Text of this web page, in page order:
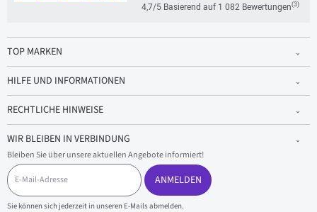
4,7/5 Basierend auf 1 082 Bewertungen(3)
TOP MARKEN
HILFE UND INFORMATIONEN
RECHTLICHE HINWEISE
WIR BLEIBEN IN VERBINDUNG
Bleiben Sie über unsere aktuellen Angebote informiert!
E
-
M
a
ANMELDEN
Sie können sich jederzeit in unseren E-Mails abmelden.